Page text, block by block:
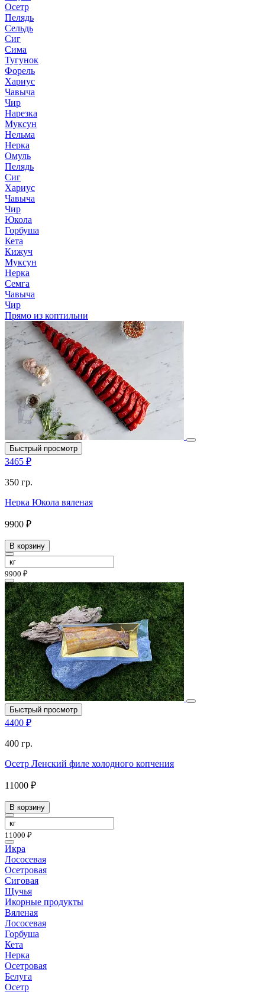
Осетр
Пелядь
Сельдь
Сиг
Сима
Тугунок
Форель
Хариус
Чавыча
Чир
Нарезка
Муксун
Нельма
Нерка
Омуль
Пелядь
Сиг
Хариус
Чавыча
Чир
Юкола
Горбуша
Кета
Кижуч
Муксун
Нерка
Семга
Чавыча
Чир
Прямо из коптильни
Быстрый просмотр
3465 ₽
350 гр.
Нерка Юкола вяленая
9900 ₽
В корзину
9900 ₽
Быстрый просмотр
4400 ₽
400 гр.
Осетр Ленский филе холодного копчения
11000 ₽
В корзину
11000 ₽
Икра
Лососевая
Осетровая
Сиговая
Щучья
Икорные продукты
Вяленая
Лососевая
Горбуша
Кета
Нерка
Осетровая
Белуга
Осетр